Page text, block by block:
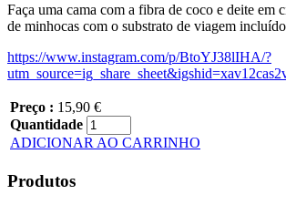
Faça uma cama com a fibra de coco e deite em
de minhocas com o substrato de viagem
https://www.instagram.com/p/BtoYJ38lIHA/?
Preço : 15,90 €
Quantidade
ADICIONAR AO CARRINHO
Produtos